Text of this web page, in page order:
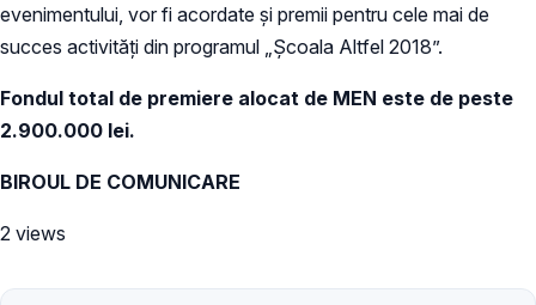
evenimentului, vor fi acordate și premii pentru cele mai de
succes activităţi din programul „Şcoala Altfel 2018”.
Fondul total de premiere alocat de MEN este de peste
2.900.000 lei.
BIROUL DE COMUNICARE
2 views